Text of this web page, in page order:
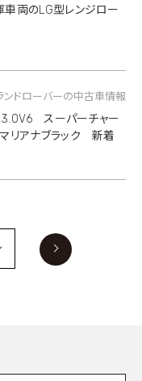
両のLG型レンジロー
ンドローバーの中古車情報
スーパーチャー
アナブラック 新着